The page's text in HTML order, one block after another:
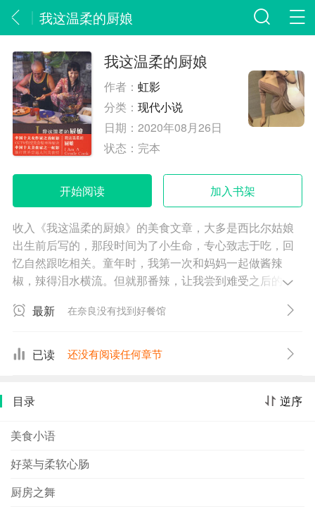
我这温柔的厨娘
我这温柔的厨娘
作者：虹影
分类：现代小说
日期：2020年08月26日
状态： 完本
开始阅读 加入书架
收入《我这温柔的厨娘》的美食文章，大多是西比尔姑娘
出生前后写的，那段时间为了小生命，专心致志于吃，回
忆自然跟吃相关。童年时，我第一次和妈妈一起做酱辣
椒，辣得泪水横流。但就那番辣，让我尝到难受之后的快
尔姑娘近日到重庆给外婆上坟，晚上参加我与朋友们的聚
了一下，便放声大哭。原来做这个菜用了炒完尖椒鸡丁的
大的世界。
最新 在奈良没有找到好餐馆
已读 还没有阅读任何章节
逆序
目录
美食小语
好菜与柔软心肠
厨房之舞